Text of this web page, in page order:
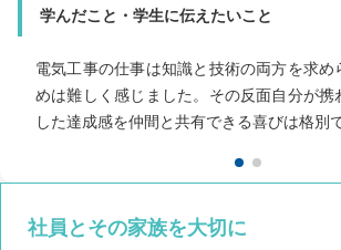
学んだこと・学生に伝えたいこと
電気工事の仕事は知識と技術の両方を求め
めは難しく感じました。その反面自分が
した達成感を仲間と共有できる喜びは格別
電気工事は、数多くの現場で様々な内
仕事の流れや現場の雰囲気に慣れるま
皆仲良く明るく仕事を教えてくれる職
います。
社員とその家族を大切に